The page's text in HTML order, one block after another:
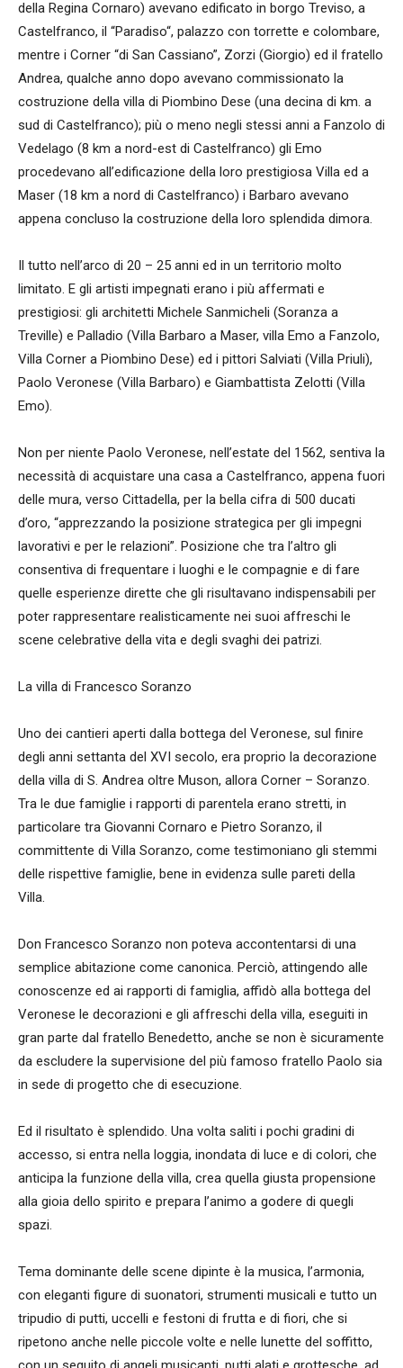
della Regina Cornaro) avevano edificato in borgo Treviso, a
Castelfranco, il “Paradiso“, palazzo con torrette e colombare,
mentre i Corner “di San Cassiano”, Zorzi (Giorgio) ed il fratello
Andrea, qualche anno dopo avevano commissionato la
costruzione della villa di Piombino Dese (una decina di km. a
sud di Castelfranco); più o meno negli stessi anni a Fanzolo di
Vedelago (8 km a nord-est di Castelfranco) gli Emo
procedevano all’edificazione della loro prestigiosa Villa ed a
Maser (18 km a nord di Castelfranco) i Barbaro avevano
appena concluso la costruzione della loro splendida dimora.
Il tutto nell’arco di 20 – 25 anni ed in un territorio molto
limitato. E gli artisti impegnati erano i più affermati e
prestigiosi: gli architetti Michele Sanmicheli (Soranza a
Treville) e Palladio (Villa Barbaro a Maser, villa Emo a Fanzolo,
Villa Corner a Piombino Dese) ed i pittori Salviati (Villa Priuli),
Paolo Veronese (Villa Barbaro) e Giambattista Zelotti (Villa
Emo).
Non per niente Paolo Veronese, nell’estate del 1562, sentiva la
necessità di acquistare una casa a Castelfranco, appena fuori
delle mura, verso Cittadella, per la bella cifra di 500 ducati
d’oro, “apprezzando la posizione strategica per gli impegni
lavorativi e per le relazioni”. Posizione che tra l’altro gli
consentiva di frequentare i luoghi e le compagnie e di fare
quelle esperienze dirette che gli risultavano indispensabili per
poter rappresentare realisticamente nei suoi affreschi le
scene celebrative della vita e degli svaghi dei patrizi.
La villa di Francesco Soranzo
Uno dei cantieri aperti dalla bottega del Veronese, sul finire
degli anni settanta del XVI secolo, era proprio la decorazione
della villa di S. Andrea oltre Muson, allora Corner – Soranzo.
Tra le due famiglie i rapporti di parentela erano stretti, in
particolare tra Giovanni Cornaro e Pietro Soranzo, il
committente di Villa Soranzo, come testimoniano gli stemmi
delle rispettive famiglie, bene in evidenza sulle pareti della
Villa.
Don Francesco Soranzo non poteva accontentarsi di una
semplice abitazione come canonica. Perciò, attingendo alle
conoscenze ed ai rapporti di famiglia, affidò alla bottega del
Veronese le decorazioni e gli affreschi della villa, eseguiti in
gran parte dal fratello Benedetto, anche se non è sicuramente
da escludere la supervisione del più famoso fratello Paolo sia
in sede di progetto che di esecuzione.
Ed il risultato è splendido. Una volta saliti i pochi gradini di
accesso, si entra nella loggia, inondata di luce e di colori, che
anticipa la funzione della villa, crea quella giusta propensione
alla gioia dello spirito e prepara l’animo a godere di quegli
spazi.
Tema dominante delle scene dipinte è la musica, l’armonia,
con eleganti figure di suonatori, strumenti musicali e tutto un
tripudio di putti, uccelli e festoni di frutta e di fiori, che si
ripetono anche nelle piccole volte e nelle lunette del soffitto,